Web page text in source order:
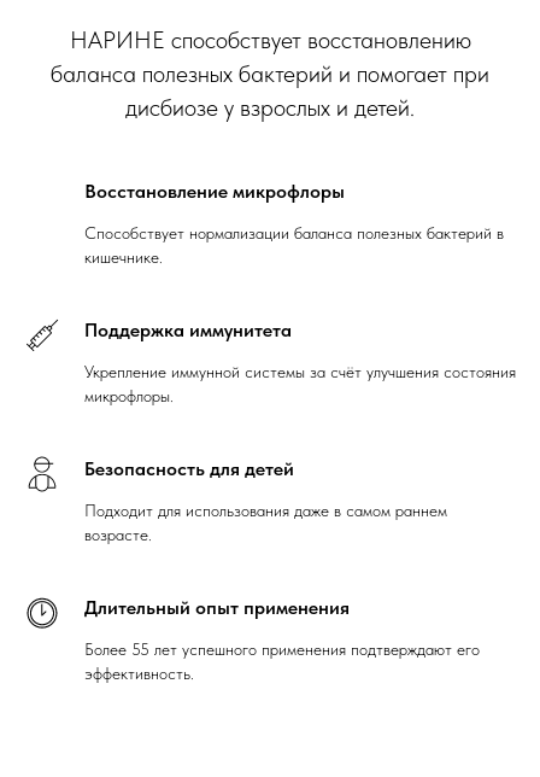
НАРИНЕ способствует восстановлению
баланса полезных бактерий и помогает при
дисбиозе у взрослых и детей.
Восстановление микрофлоры
Способствует нормализации баланса полезных бактерий в
кишечнике.
Поддержка иммунитета
Укрепление иммунной системы за счёт улучшения состояния
микрофлоры.
Безопасность для детей
Подходит для использования даже в самом раннем
возрасте.
Длительный опыт применения
Более 55 лет успешного применения подтверждают его
эффективность.